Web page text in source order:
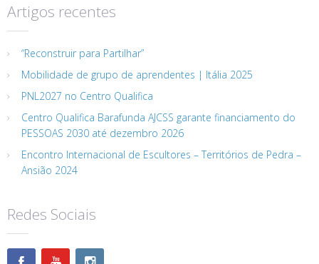
Artigos recentes
“Reconstruir para Partilhar”
Mobilidade de grupo de aprendentes | Itália 2025
PNL2027 no Centro Qualifica
Centro Qualifica Barafunda AJCSS garante financiamento do
PESSOAS 2030 até dezembro 2026
Encontro Internacional de Escultores – Territórios de Pedra –
Ansião 2024
Redes Sociais